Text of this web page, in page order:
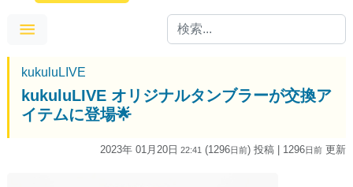
kukuluLIVE
kukuluLIVE オリジナルタンブラーが交換ア
イテムに登場🌟
2023年 01月20日 22:41 (1296日前) 投稿 | 1296日前 更新